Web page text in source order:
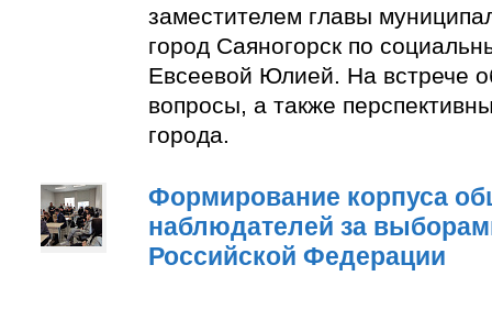
заместителем главы
город Саяногорск по
Евсеевой Юлией. На встрече
вопросы, а также
города.
Формирование корпуса
наблюдателей за
Российской Федерации